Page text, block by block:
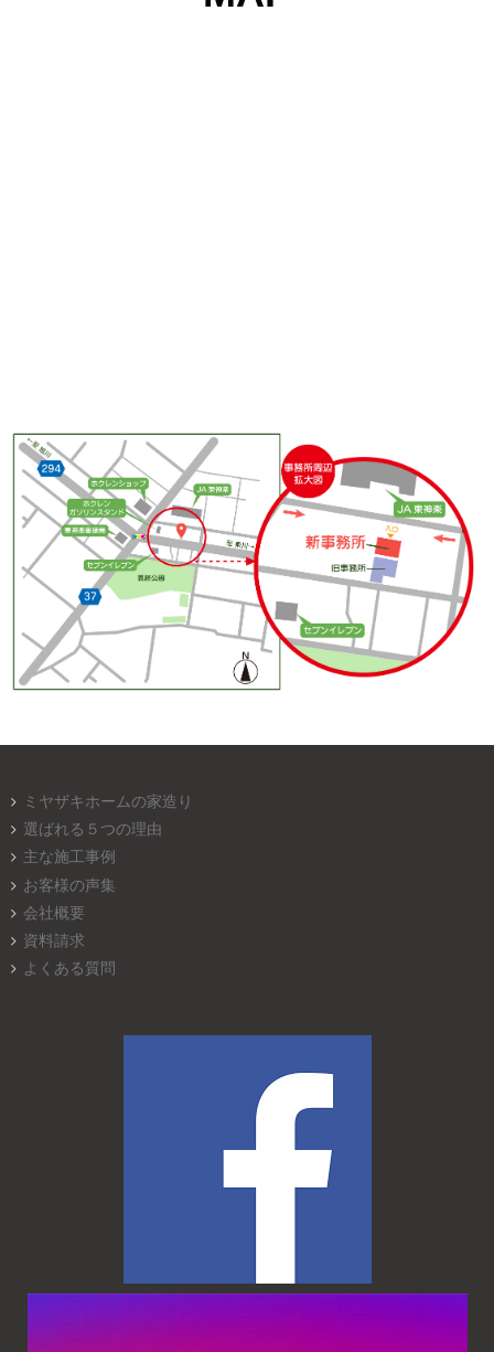
ミヤザキホームの家造り
選ばれる５つの理由
主な施工事例
お客様の声集
会社概要
資料請求
よくある質問